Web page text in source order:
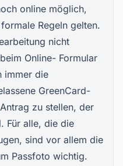
online möglich,
Regeln gelten.
nicht
Online- Formular
immer die
GreenCard-
zu stellen, der
Für alle, die die
sind vor allem die
Passfoto wichtig.